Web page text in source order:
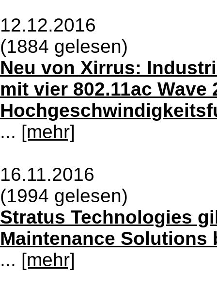
12.12.2016
(1884 gelesen)
Neu von Xirrus:
mit vier 802.11ac Wave
... [mehr]
16.11.2016
(1994 gelesen)
Stratus Technologies
Maintenance Solutions
... [mehr]